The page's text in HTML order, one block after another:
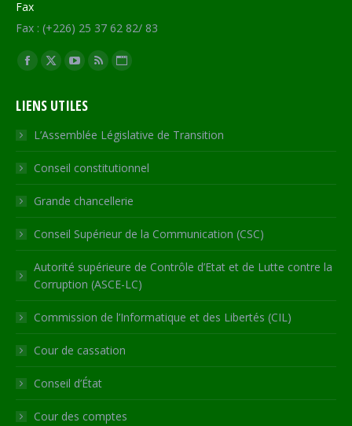
Fax
Fax : (+226) 25 37 62 82/ 83
Trouvez nous sur :
Facebook
opens
in
new
window
X
opens
in
new
window
YouTube
opens
in
new
window
RSS
in
new
window
Site
opens
in
new
LIENS UTILES
L’Assemblée Législative de Transition
Conseil constitutionnel
Grande chancellerie
Conseil Supérieur de la Communication (CSC)
Autorité supérieure de Contrôle d’Etat et de Lutte contre la
Corruption (ASCE-LC)
Commission de l’Informatique et des Libertés (CIL)
Cour de cassation
Conseil d’État
Cour des comptes